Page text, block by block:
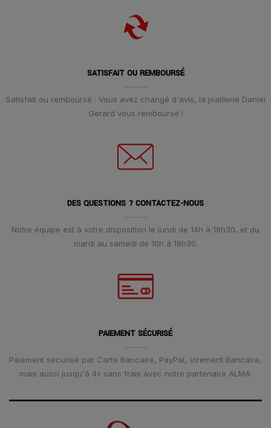
SATISFAIT OU REMBOURSÉ
Satisfait ou remboursé : Vous avez changé d'avis, la joaillerie Daniel
Gerard vous rembourse !
DES QUESTIONS ? CONTACTEZ-NOUS
Notre équipe est à votre disposition le lundi de 14h à 18h30, et du
mardi au samedi de 10h à 18h30.
PAIEMENT SÉCURISÉ
Paiement sécurisé par Carte Bancaire, PayPal, Virement Bancaire,
mais aussi jusqu'à 4x sans frais avec notre partenaire ALMA.